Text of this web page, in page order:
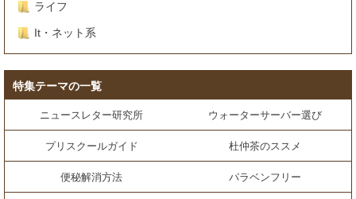
ライフ
It・ネット系
特集テーマの一覧
ニュースレター研究所 ウォーターサーバー選び
プリスクールガイド 杜仲茶のススメ
便秘解消方法 パラベンフリー